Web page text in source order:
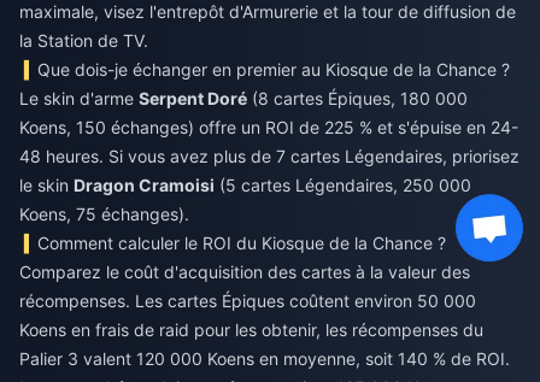
maximale, visez l'entrepôt d'Armurerie et la tour de diffusion de
la Station de TV.
Que dois-je échanger en premier au Kiosque de la Chance ?
Le skin d'arme Serpent Doré (8 cartes Épiques, 180 000
Koens, 150 échanges) offre un ROI de 225 % et s'épuise en 24-
48 heures. Si vous avez plus de 7 cartes Légendaires, priorisez
le skin Dragon Cramoisi (5 cartes Légendaires, 250 000
Koens, 75 échanges).
Comment calculer le ROI du Kiosque de la Chance ?
Comparez le coût d'acquisition des cartes à la valeur des
récompenses. Les cartes Épiques coûtent environ 50 000
Koens en frais de raid pour les obtenir, les récompenses du
Palier 3 valent 120 000 Koens en moyenne, soit 140 % de ROI.